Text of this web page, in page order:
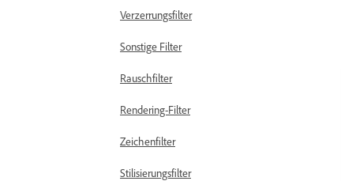
Verzerrungsfilter
Sonstige Filter
Rauschfilter
Rendering-Filter
Zeichenfilter
Stilisierungsfilter